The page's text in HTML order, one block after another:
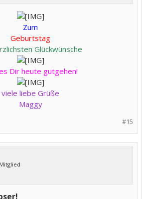
Zum
Geburtstag
Glückwünsche
Dir heute gutgehen!
viele liebe Grüße
Maggy
#15